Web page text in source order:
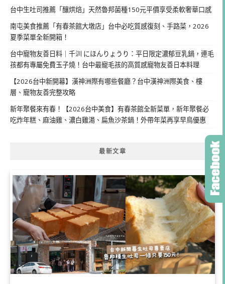
台中生吐司推薦「釀烘焙」天然魯邦菌種150元平價享受柔軟奢華口感
南屯美食推薦「有春茶館大墩店」台中必吃質感復刻、手路菜，2026
夏季菜單全新開箱！
台中寵物友善日料｜千汌 にほんりょうり：平日限定濃郁豆乳鍋，連毛
孩都有專屬免費玉子燒！台中最寵毛孩的高質感寵物友善日本料理
【2026台中新開幕】漢神洲際有哪些餐廳？台中漢神洲際美食、樓
層、寵物友善完整攻略
新年聚餐來有春！【2026台中美食】有春茶館全新菜單，新年聚餐必
吃炸年糕、麻油雞、濃白雞湯、扁魚沙茶鍋！外帶年菜再享早鳥優惠
最新文章